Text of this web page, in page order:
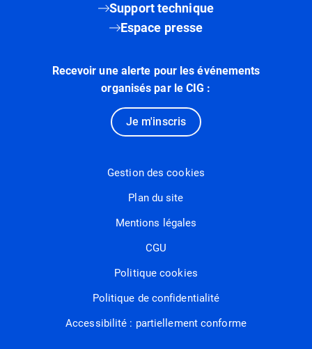
Support technique
Espace presse
Recevoir une alerte pour les événements
organisés par le CIG :
Je m'inscris
Gestion des cookies
Plan du site
Mentions légales
CGU
Politique cookies
Politique de confidentialité
Accessibilité : partiellement conforme